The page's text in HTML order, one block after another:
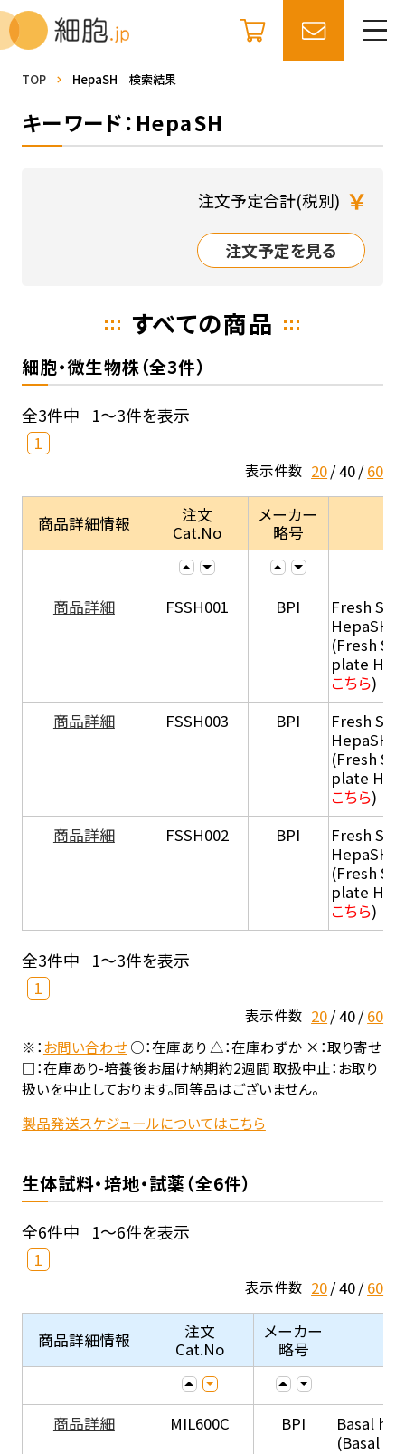
TOP HepaSH 検索結果
キーワード：HepaSH
注文予定合計(税別) ￥
注文予定を見る
すべての商品
細胞・微生物株（全3件）
全3件中 1～3件を表示
1
表示件数 20 40 60
商品詳細情報
注文
Cat.No
メーカー
略号
商品詳細 FSSH001 BPI
Fresh
HepaSH®
(Fresh
plate
こちら)
商品詳細
FSSH003 BPI
Fresh
HepaSH®
(Fresh
plate
こちら)
商品詳細
FSSH002 BPI
Fresh
HepaSH®
(Fresh
plate
こちら)
全3件中 1～3件を表示
1
表示件数 20 40 60
※：お問い合わせ○：在庫あり △：在庫わずか ×：取り寄せ
□：在庫あり-培養後お届け納期約2週間 取扱中止：お取り
扱いを中止しております。同等品はございません。
製品発送スケジュールについてはこちら
生体試料・培地・試薬（全6件）
全6件中 1～6件を表示
1
表示件数 20 40 60
商品詳細情報
注文
Cat.No
メーカー
略号
商品詳細 MIL600C BPI
Basal
(Basal